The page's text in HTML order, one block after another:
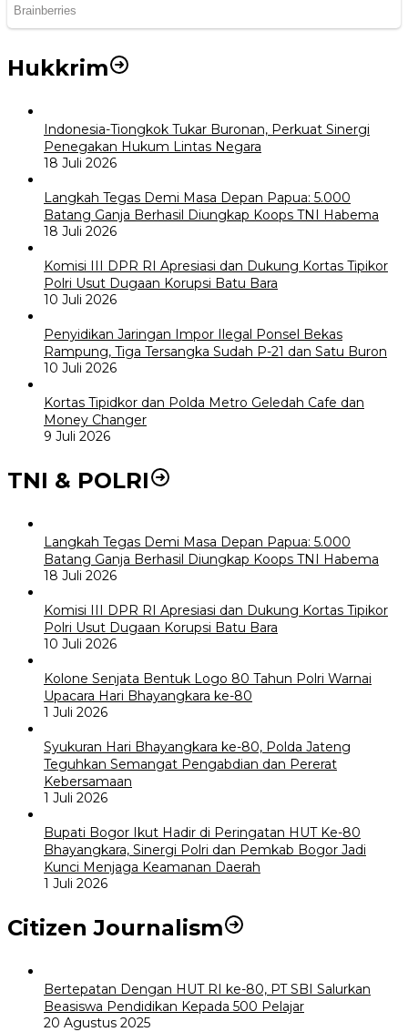
Hukkrim
Indonesia-Tiongkok Tukar Buronan, Perkuat Sinergi
Penegakan Hukum Lintas Negara
18 Juli 2026
Langkah Tegas Demi Masa Depan Papua: 5.000
Batang Ganja Berhasil Diungkap Koops TNI Habema
18 Juli 2026
Komisi III DPR RI Apresiasi dan Dukung Kortas Tipikor
Polri Usut Dugaan Korupsi Batu Bara
10 Juli 2026
Penyidikan Jaringan Impor Ilegal Ponsel Bekas
Rampung, Tiga Tersangka Sudah P-21 dan Satu Buron
10 Juli 2026
Kortas Tipidkor dan Polda Metro Geledah Cafe dan
Money Changer
9 Juli 2026
TNI & POLRI
Langkah Tegas Demi Masa Depan Papua: 5.000
Batang Ganja Berhasil Diungkap Koops TNI Habema
18 Juli 2026
Komisi III DPR RI Apresiasi dan Dukung Kortas Tipikor
Polri Usut Dugaan Korupsi Batu Bara
10 Juli 2026
Kolone Senjata Bentuk Logo 80 Tahun Polri Warnai
Upacara Hari Bhayangkara ke-80
1 Juli 2026
Syukuran Hari Bhayangkara ke-80, Polda Jateng
Teguhkan Semangat Pengabdian dan Pererat
Kebersamaan
1 Juli 2026
Bupati Bogor Ikut Hadir di Peringatan HUT Ke-80
Bhayangkara, Sinergi Polri dan Pemkab Bogor Jadi
Kunci Menjaga Keamanan Daerah
1 Juli 2026
Citizen Journalism
Bertepatan Dengan HUT RI ke-80, PT SBI Salurkan
Beasiswa Pendidikan Kepada 500 Pelajar
20 Agustus 2025